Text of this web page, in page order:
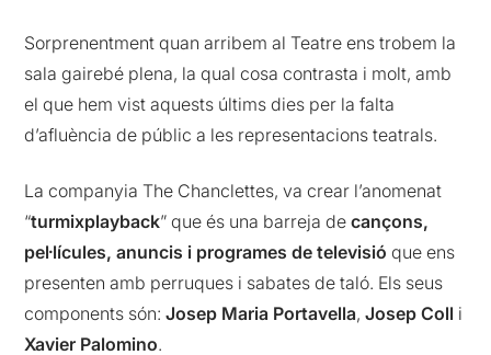
Sorprenentment quan arribem al Teatre ens trobem la
sala gairebé plena, la qual cosa contrasta i molt, amb
el que hem vist aquests últims dies per la falta
d’afluència de públic a les representacions teatrals.
La companyia The Chanclettes, va crear l’anomenat
“turmixplayback” que és una barreja decançons,
pel·lícules, anuncis i programes de televisió que ens
presenten amb perruques i sabates de taló. Els seus
components són: Josep Maria Portavella,Josep Coll i
Xavier Palomino.